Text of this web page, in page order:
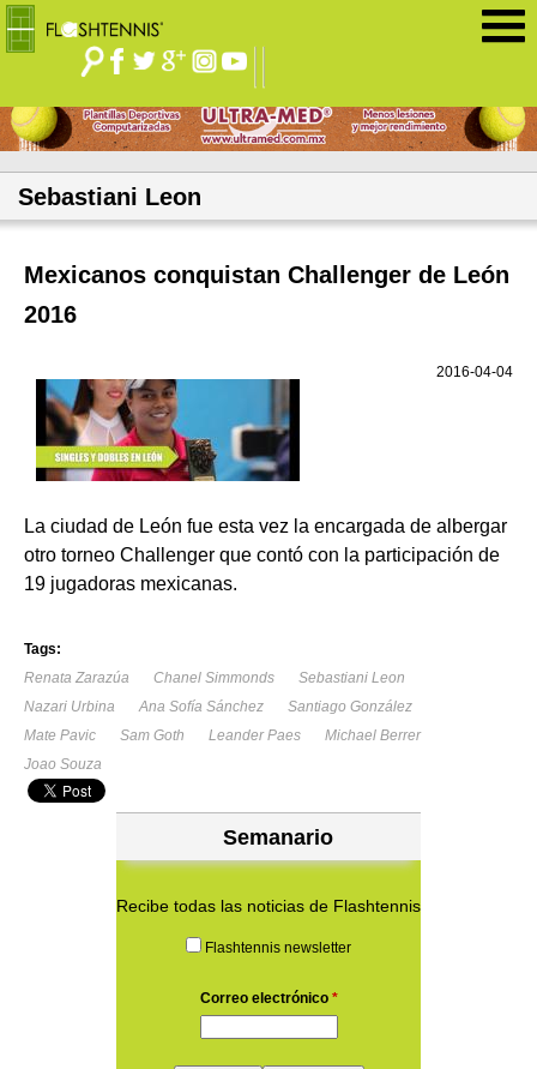
Sebastiani Leon
Mexicanos conquistan Challenger de León
2016
2016-04-04
La ciudad de León fue esta vez la encargada de albergar
otro torneo Challenger que contó con la participación de
19 jugadoras mexicanas.
Tags:
Renata Zarazúa
Chanel Simmonds
Sebastiani Leon
Nazari Urbina
Ana Sofía Sánchez
Santiago González
Mate Pavic
Sam Goth Leander Paes
Michael Berrer
Joao Souza
Semanario
Recibe todas las noticias de Flashtennis
Flashtennis newsletter
Correo electrónico *